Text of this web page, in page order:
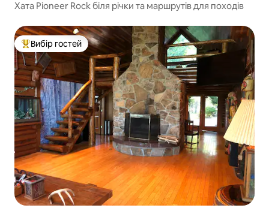
Хата Pioneer Rock біля річки та маршрутів для походів
Топ вибір гостей
Вибір гостей